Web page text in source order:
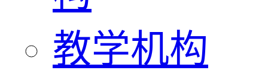
教学机构